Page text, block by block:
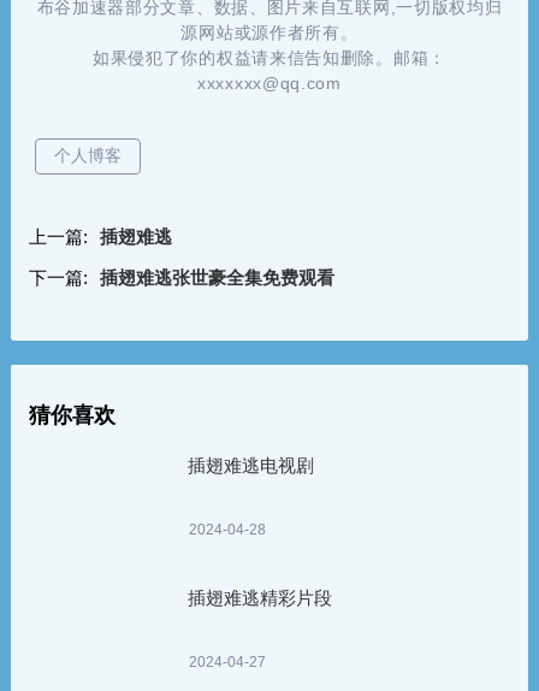
布谷加速器部分文章、数据、图片来自互联网,一切版权均归
源网站或源作者所有。
如果侵犯了你的权益请来信告知删除。邮箱：
xxxxxxx@qq.com
个人博客
上一篇:
插翅难逃
下一篇:
插翅难逃张世豪全集免费观看
猜你喜欢
插翅难逃电视剧
2024-04-28
插翅难逃精彩片段
2024-04-27